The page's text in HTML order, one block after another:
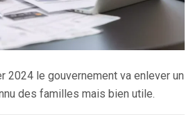
2024 le gouvernement va enlever un
des familles mais bien utile.